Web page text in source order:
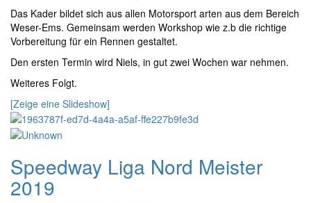
Das Kader bildet sich aus allen Motorsport arten aus dem Bereich
Weser-Ems. Gemeinsam werden Workshop wie z.b die richtige
Vorbereitung für ein Rennen gestaltet.
Den ersten Termin wird Niels, in gut zwei Wochen war nehmen.
Weiteres Folgt.
[Zeige eine Slideshow]
Speedway Liga Nord Meister
2019